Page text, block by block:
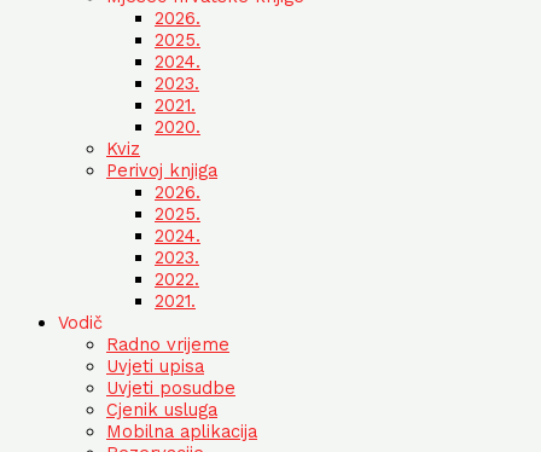
2026.
2025.
2024.
2023.
2021.
2020.
Kviz
Perivoj knjiga
2026.
2025.
2024.
2023.
2022.
2021.
Vodič
Radno vrijeme
Uvjeti upisa
Uvjeti posudbe
Cjenik usluga
Mobilna aplikacija